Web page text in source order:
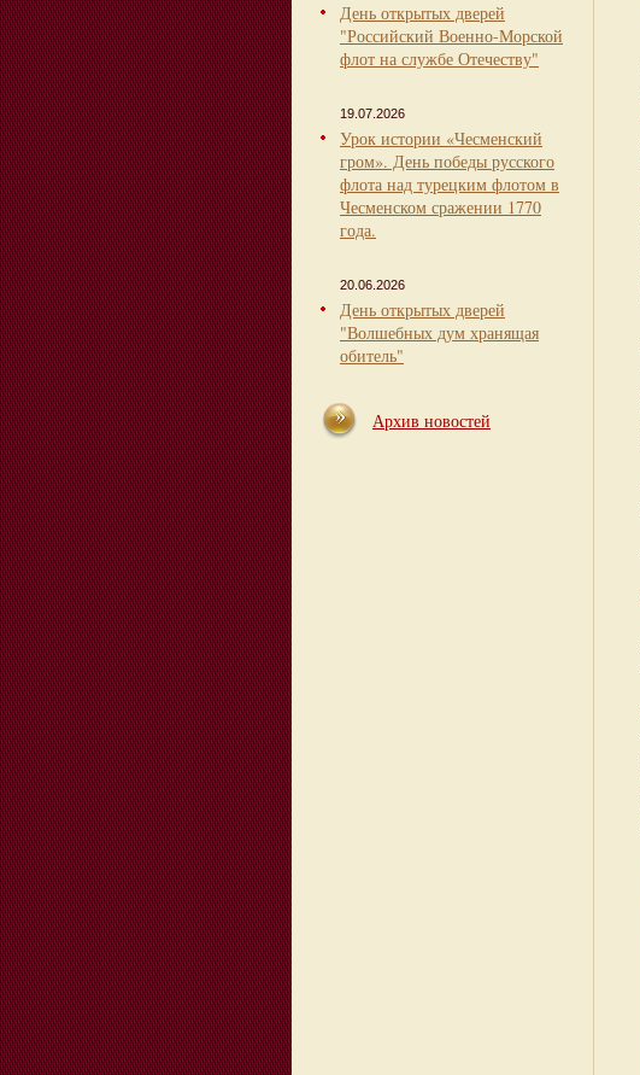
День открытых дверей
"Российский Военно-Морской
флот на службе Отечеству"
19.07.2026
Урок истории «Чесменский
гром». День победы русского
флота над турецким флотом в
Чесменском сражении 1770
года.
20.06.2026
День открытых дверей
"Волшебных дум хранящая
обитель"
Архив новостей